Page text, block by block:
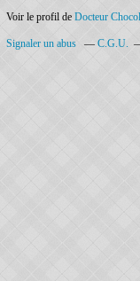
Voir le profil de Docteur
Signaler un abus C.G.U.